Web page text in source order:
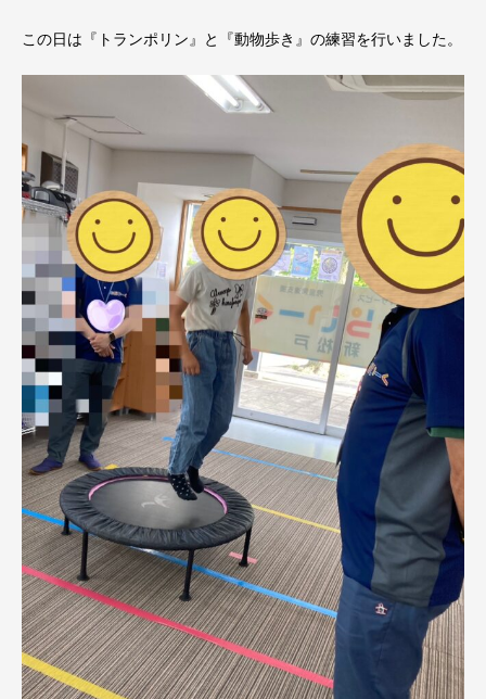
この日は『トランポリン』と『動物歩き』の練習を行いました。